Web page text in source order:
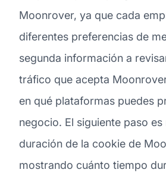
Moonrover, ya que cada
diferentes preferencias de
segunda información a
tráfico que acepta
en qué plataformas puedes
negocio. El siguiente paso es
duración de la cookie de
mostrando cuánto tiempo